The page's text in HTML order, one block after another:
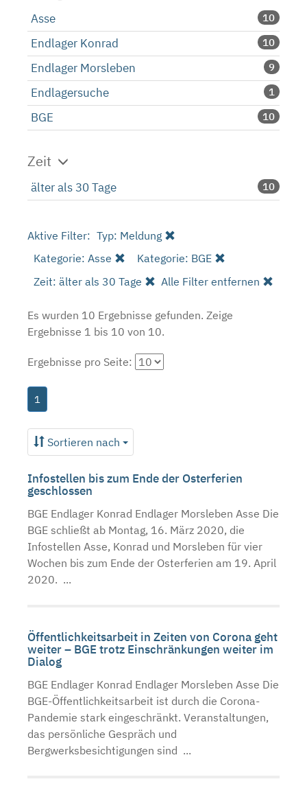
Asse 10
Endlager Konrad 10
Endlager Morsleben 9
Endlagersuche 1
BGE 10
Zeit
älter als 30 Tage 10
Aktive Filter: Typ: Meldung
Kategorie: Asse
Kategorie: BGE
Zeit: älter als 30 Tage
Alle Filter entfernen
Es wurden 10 Ergebnisse gefunden. Zeige
Ergebnisse 1 bis 10 von 10.
Ergebnisse pro Seite:
1
Sortieren nach
Infostellen bis zum Ende der Osterferien
geschlossen
BGE Endlager Konrad Endlager Morsleben Asse Die
BGE schließt ab Montag, 16. März 2020, die
Infostellen Asse, Konrad und Morsleben für vier
Wochen bis zum Ende der Osterferien am 19. April
2020. ...
Öffentlichkeitsarbeit in Zeiten von Corona geht
weiter – BGE trotz Einschränkungen weiter im
Dialog
BGE Endlager Konrad Endlager Morsleben Asse Die
BGE-Öffentlichkeitsarbeit ist durch die Corona-
Pandemie stark eingeschränkt. Veranstaltungen,
das persönliche Gespräch und
Bergwerksbesichtigungen sind ...